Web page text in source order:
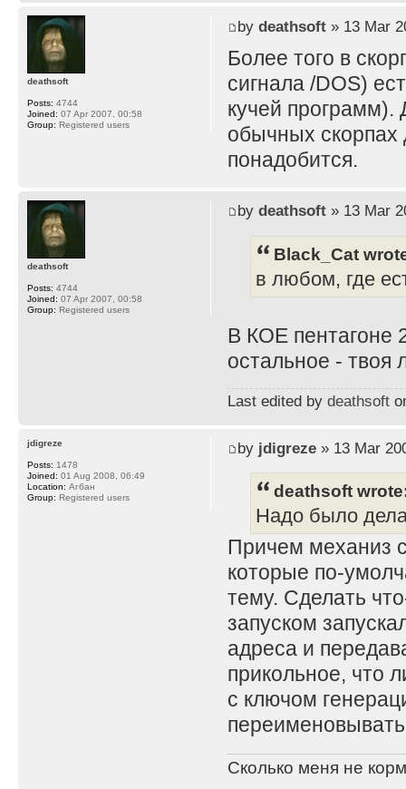
by deathsoft» 13 Mar
Более того в
сигнала /DOS)
кучей программ).
обычных скорпах
понадобится.
deathsoft
Posts: 4744
Joined: 07 Apr 2007, 00:58
Group: Registered users
by deathsoft» 13 Mar
Black_Cat
в любом, где
В КОЕ пентагоне
остальное - твоя
Last edited by deathsoft
deathsoft
Posts: 4744
Joined: 07 Apr 2007, 00:58
Group: Registered users
by jdigreze» 13 Mar
deathsoft
Надо было
Причем механиз
которые по-
тему. Сделать
запуском
адреса и
прикольное, что
с ключом
Сколько меня не
jdigreze
Posts: 1478
Joined: 01 Aug 2008, 06:49
Location: Агбан
Group: Registered users